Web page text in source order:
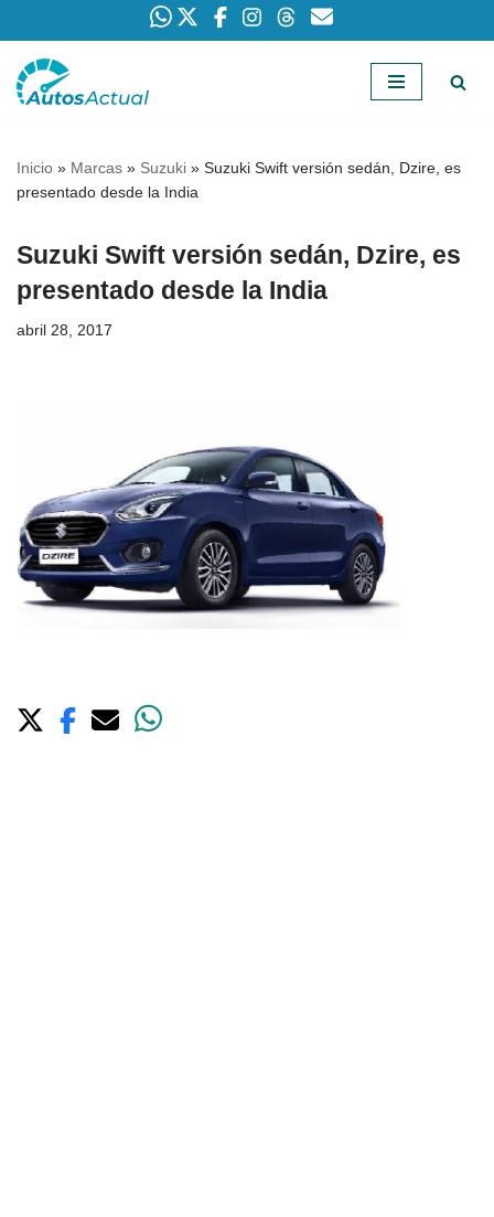
Saltar
Inicio » Marcas » Suzuki » Suzuki Swift versión sedán, Dzire, es
presentado desde la India
Suzuki Swift versión sedán, Dzire, es
presentado desde la India
abril 28, 2017